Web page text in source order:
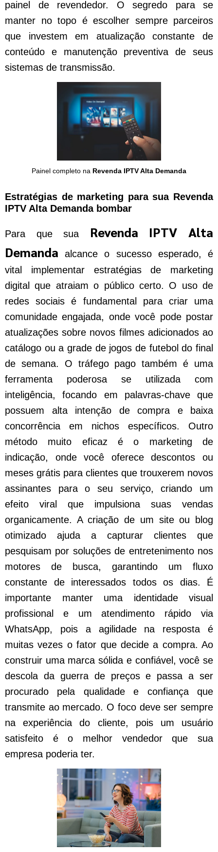
painel de revendedor. O segredo para se
manter no topo é escolher sempre parceiros
que investem em atualização constante de
conteúdo e manutenção preventiva de seus
sistemas de transmissão.
Painel completo na Revenda IPTV Alta Demanda
Estratégias de marketing para sua Revenda
IPTV Alta Demanda bombar
Para que sua Revenda IPTV Alta
Demanda alcance o sucesso esperado, é
vital implementar estratégias de marketing
digital que atraiam o público certo. O uso de
redes sociais é fundamental para criar uma
comunidade engajada, onde você pode postar
atualizações sobre novos filmes adicionados ao
catálogo ou a grade de jogos de futebol do final
de semana. O tráfego pago também é uma
ferramenta poderosa se utilizada com
inteligência, focando em palavras-chave que
possuem alta intenção de compra e baixa
concorrência em nichos específicos. Outro
método muito eficaz é o marketing de
indicação, onde você oferece descontos ou
meses grátis para clientes que trouxerem novos
assinantes para o seu serviço, criando um
efeito viral que impulsiona suas vendas
organicamente. A criação de um site ou blog
otimizado ajuda a capturar clientes que
pesquisam por soluções de entretenimento nos
motores de busca, garantindo um fluxo
constante de interessados todos os dias. É
importante manter uma identidade visual
profissional e um atendimento rápido via
WhatsApp, pois a agilidade na resposta é
muitas vezes o fator que decide a compra. Ao
construir uma marca sólida e confiável, você se
descola da guerra de preços e passa a ser
procurado pela qualidade e confiança que
transmite ao mercado. O foco deve ser sempre
na experiência do cliente, pois um usuário
satisfeito é o melhor vendedor que sua
empresa poderia ter.